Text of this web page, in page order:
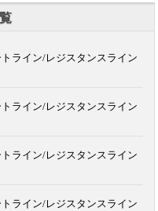
ライン/レジスタンスライン
ライン/レジスタンスライン
ライン/レジスタンスライン
ライン/レジスタンスライン